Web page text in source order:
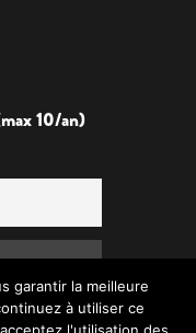
10/an)
garantir la meilleure
à utiliser ce